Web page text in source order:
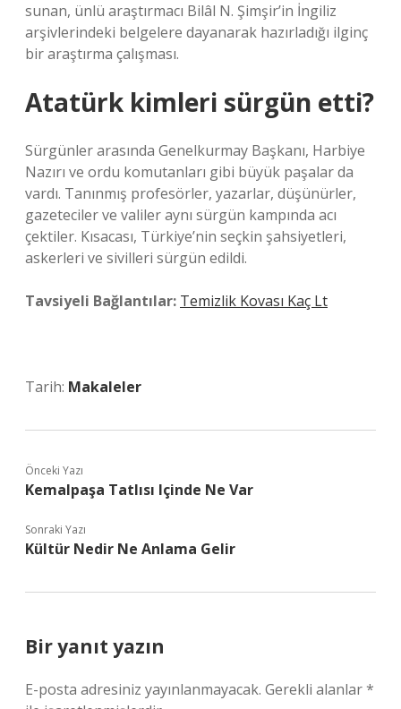
sunan, ünlü araştırmacı Bilâl N. Şimşir’in İngiliz
arşivlerindeki belgelere dayanarak hazırladığı ilginç
bir araştırma çalışması.
Atatürk kimleri sürgün etti?
Sürgünler arasında Genelkurmay Başkanı, Harbiye
Nazırı ve ordu komutanları gibi büyük paşalar da
vardı. Tanınmış profesörler, yazarlar, düşünürler,
gazeteciler ve valiler aynı sürgün kampında acı
çektiler. Kısacası, Türkiye’nin seçkin şahsiyetleri,
askerleri ve sivilleri sürgün edildi.
Tavsiyeli Bağlantılar: Temizlik Kovası Kaç Lt
Tarih: Makaleler
Önceki Yazı
Kemalpaşa Tatlısı Içinde Ne Var
Sonraki Yazı
Kültür Nedir Ne Anlama Gelir
Bir yanıt yazın
E-posta adresiniz yayınlanmayacak. Gerekli alanlar*